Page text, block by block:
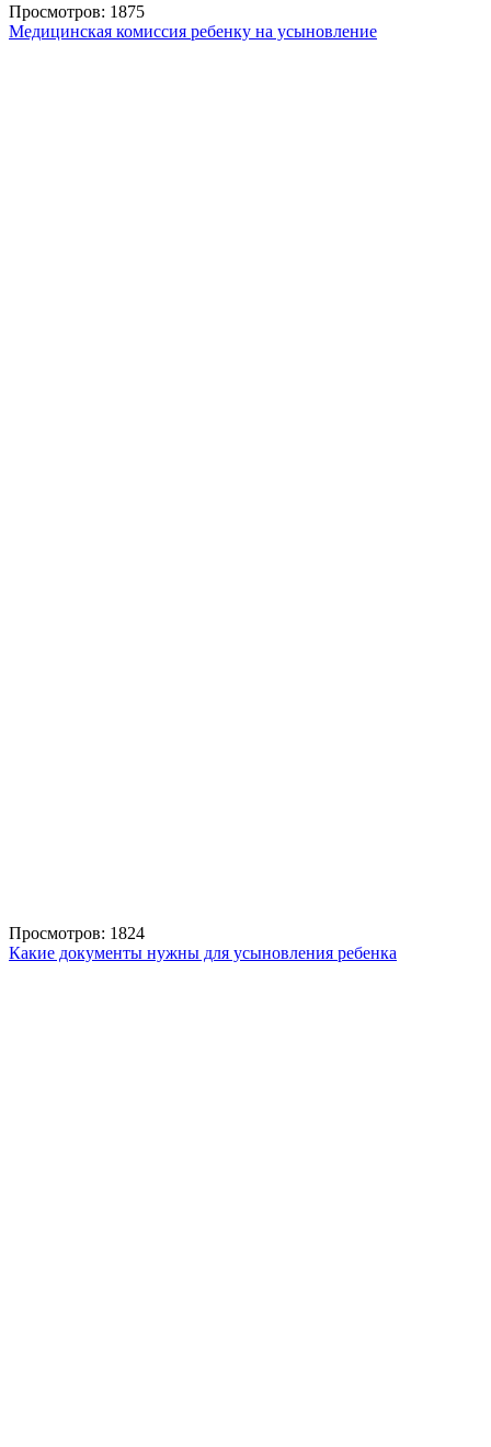
Просмотров: 1875
Медицинская комиссия ребенку на усыновление
Просмотров: 1824
Какие документы нужны для усыновления ребенка